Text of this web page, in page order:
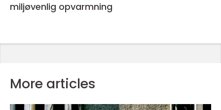
miljøvenlig opvarmning
More articles